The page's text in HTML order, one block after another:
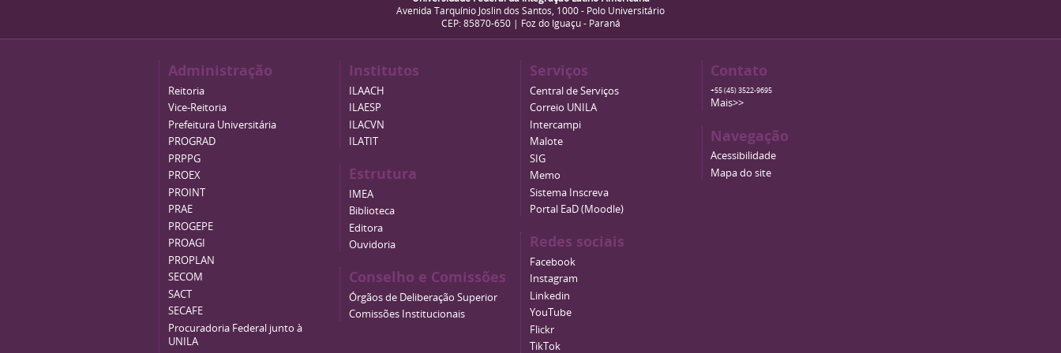
Avenida Tarquínio Joslin dos Santos, 1000 - Polo Universitário
CEP: 85870-650 | Foz do Iguaçu - Paraná
Administração
Reitoria
Vice-Reitoria
Prefeitura Universitária
PROGRAD
PRPPG
PROEX
PROINT
PRAE
PROGEPE
PROAGI
PROPLAN
SECOM
SACT
SECAFE
Procuradoria Federal junto à
UNILA
Institutos
ILAACH
ILAESP
ILACVN
ILATIT
Estrutura
IMEA
Biblioteca
Editora
Ouvidoria
Conselho e Comissões
Órgãos de Deliberação Superior
Comissões Institucionais
Serviços
Central de Serviços
Correio UNILA
Intercampi
Malote
SIG
Memo
Sistema Inscreva
Portal EaD (Moodle)
Redes sociais
Facebook
Instagram
Linkedin
YouTube
Flickr
TikTok
Contato
+55 (45) 3522-9695
Mais>>
Navegação
Acessibilidade
Mapa do site